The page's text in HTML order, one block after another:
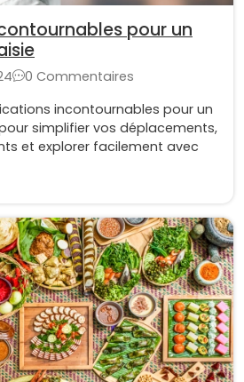
pour un
0 Commentaires
incontournables pour un
simplifier vos déplacements,
et explorer facilement avec